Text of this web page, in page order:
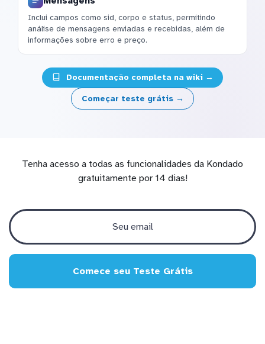
Inclui campos como sid, corpo e status, permitindo
análise de mensagens enviadas e recebidas, além de
informações sobre erro e preço.
Documentação completa na wiki →
Começar teste grátis →
Tenha acesso a todas as funcionalidades da Kondado
gratuitamente por 14 dias!
Comece seu Teste Grátis